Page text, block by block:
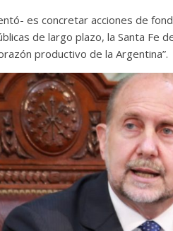
es concretar acciones de
de largo plazo, la Santa Fe
productivo de la Argentina”.